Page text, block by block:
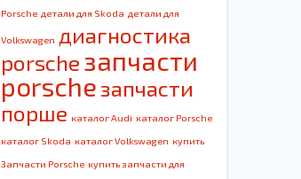
Porsche детали для Skoda детали для
Volkswagen диагностика
porsche запчасти
porsche запчасти
порше каталог Audi каталог Porsche
каталог Skoda каталог Volkswagen купить
Запчасти Porsche купить запчасти для